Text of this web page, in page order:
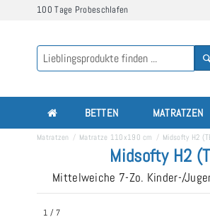
100 Tage Probeschlafen
BETTEN MATRATZEN
Matratzen Matratze 110x190 cm Midsofty H2
Midsofty H2
Mittelweiche 7-Zo. Kinder-/
1 / 7